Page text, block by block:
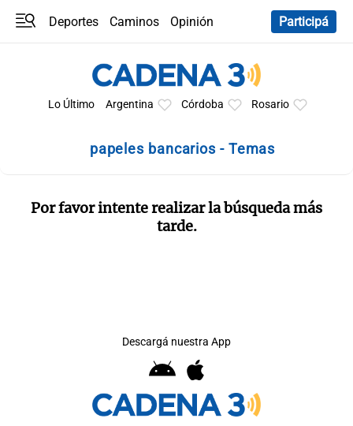
Deportes Caminos
Opinión
Participá
Lo Último Argentina Córdoba Rosario
papeles bancarios - Temas
Por favor intente realizar la búsqueda más
tarde.
Descargá nuestra App